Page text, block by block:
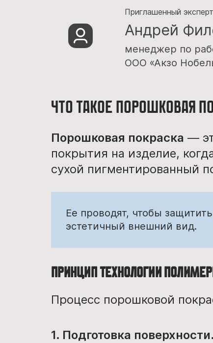
Приглашенный эксперт
Андрей
менеджер по
ООО «Акзо
Что такое порошковая
Порошковая покраска —
покрытия на изделие,
сухой пигментированный
Ее проводят, чтобы
эстетичный внешний вид.
Принцип технологии
Процесс порошковой
1. Подготовка поверхности.